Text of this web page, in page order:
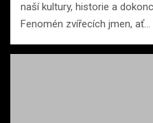
naší kultury, historie a
Fenomén zvířecích jmen, ať…